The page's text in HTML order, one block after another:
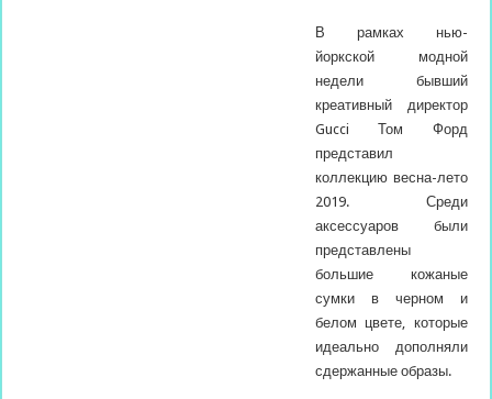
В рамках нью-
йоркской модной
недели бывший
креативный директор
Gucci Том Форд
представил
коллекцию весна-лето
2019. Среди
аксессуаров были
представлены
большие кожаные
сумки в черном и
белом цвете, которые
идеально дополняли
сдержанные образы.